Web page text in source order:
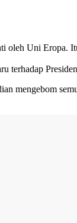
oleh Uni Eropa.
terhadap
mengebom